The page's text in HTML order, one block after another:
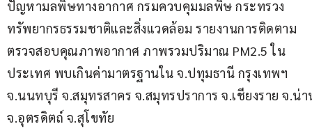
ปัญหามลพิษทางอากาศ กรมควบคุมมลพิษ กระทรวง
ทรัพยากรธรรมชาติและสิ่งแวดล้อม รายงานการติดตาม
ตรวจสอบคุณภาพอากาศ ภาพรวมปริมาณ PM2.5 ใน
ประเทศ พบเกินค่ามาตรฐานใน จ.ปทุมธานี กรุงเทพฯ
จ.นนทบุรี จ.สมุทรสาคร จ.สมุทรปราการ จ.เชียงราย จ.น่
จ.อุตรดิตถ์ จ.สุโขทัย